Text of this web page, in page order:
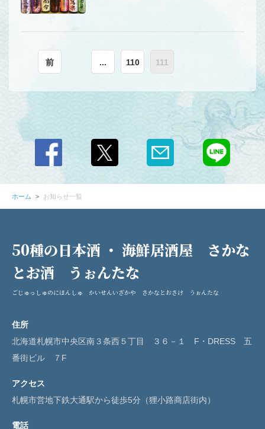
前 ... 110 111
ホーム お知らせ一覧
50種の日本酒 ・ 海鮮居酒屋 さかな
とお酒 うぉんたな
ごじゅっしゅのにほんしゅ かいせんいざかや さかなとおさけ うぉんたな
住所
北海道札幌市中央区南３条西５丁目 ３６－１ F・DRESS 五
番街ビル ７F
アクセス
札幌市営地下鉄大通駅から徒歩5分（狸小路商店街内）
電話
この店舗情報をシェアする
お知らせ | 50種の日本酒 ・ 海鮮居酒屋 さかなとお酒 う
北海道札幌市中央区南３条西５丁目 ３６－１ F・DRESS 五番街
https://wontana.owst.jp/blogs
閉じる